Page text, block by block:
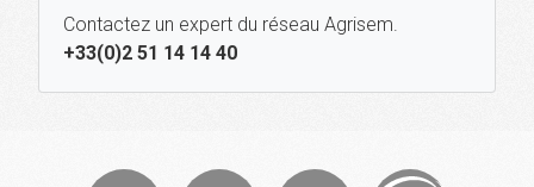
Contactez un expert du réseau Agrisem.
+33(0)2 51 14 14 40